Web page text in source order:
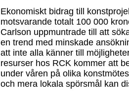
Ekonomiskt bidrag till
motsvarande totalt 100 000
Carlson uppmuntrade till att
en trend med minskade
att inte alla känner till
resurser hos RCK kommer att
under våren på olika
och mera lokala spörsmål kan